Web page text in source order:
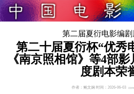
第二届夏衍电影编
第二十届夏衍杯“优秀
《南京照相馆》等4部
度剧本荣
作者：鲍文娴 时间：2026-06-03